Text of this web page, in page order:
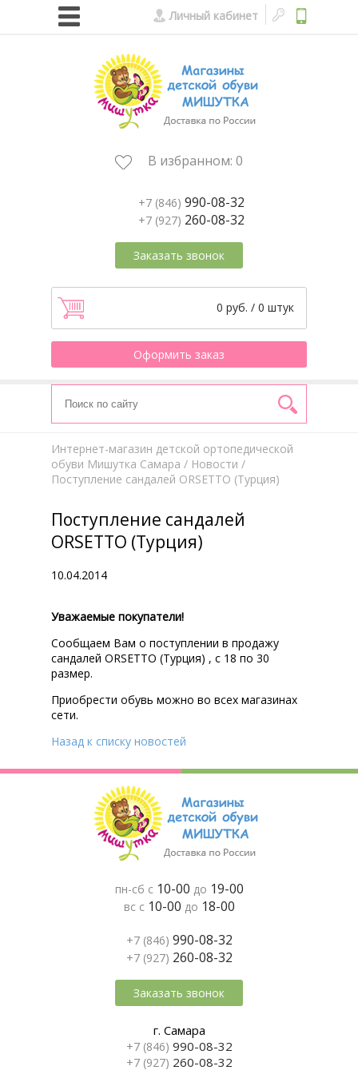
Личный кабинет
В избранном: 0
+7 (846) 990-08-32
+7 (927) 260-08-32
Заказать звонок
0 руб. / 0 штук
Оформить заказ
Интернет-магазин детской ортопедической
обуви Мишутка Самара / Новости /
Поступление сандалей ORSETTO (Турция)
Поступление сандалей
ORSETTO (Турция)
10.04.2014
Уважаемые покупатели!
Сообщаем Вам о поступлении в продажу
сандалей ORSETTO (Турция) , с 18 по 30
размер.
Приобрести обувь можно во всех магазинах
сети.
Назад к списку новостей
пн-сб с 10-00 до 19-00
вс с 10-00 до 18-00
+7 (846) 990-08-32
+7 (927) 260-08-32
Заказать звонок
г. Самара
+7 (846) 990-08-32
+7 (927) 260-08-32